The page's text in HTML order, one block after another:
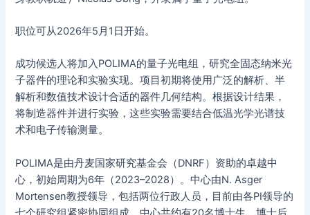
职位可从2026年5月1日开始。
成功候选人将加入POLIMA的量子光电组，研究全固态纳米光
子器件的理论和实验实现。项目初期将使用广泛的解析、半
解析和数值技术设计合适的器件几何结构。根据设计结果，
将制造器件并进行实验，这些实验需要结合低温光学光谱技
术和电子传输测量。
POLIMA是由丹麦国家研究基金会（DNRF）资助的卓越中
心，初始周期为6年（2023–2028）。中心由N. Asger
Mortensen教授领导，包括两位行政人员，目前由各PI领导的